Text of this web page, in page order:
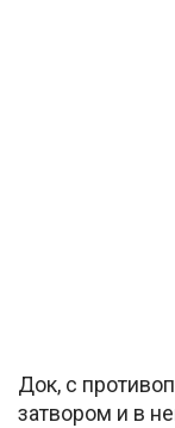
Док, с
затвором и в